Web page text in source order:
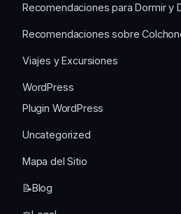
Recomendaciones para Dormir y
Recomendaciones sobre
Viajes y Excursiones
WordPress
Plugin WordPress
Uncategorized
Mapa del Sitio
📝Blog